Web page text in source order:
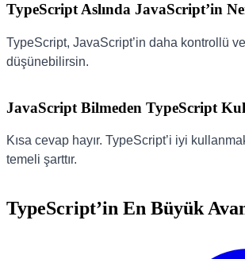
TypeScript Aslında JavaScript’in
TypeScript, JavaScript’in daha kontrollü
düşünebilirsin.
JavaScript Bilmeden TypeScript
Kısa cevap hayır. TypeScript’i iyi
temeli şarttır.
TypeScript’in En Büyük